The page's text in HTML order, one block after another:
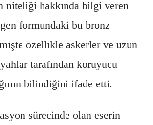
niteliği hakkında bilgi veren
formundaki bu bronz
özellikle askerler ve uzun
tarafından koruyucu
bilindiğini ifade etti.
sürecinde olan eserin